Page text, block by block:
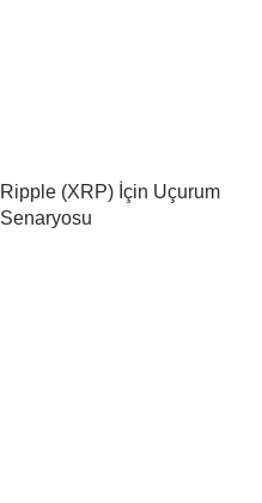
Ripple (XRP) İçin Uçurum
Senaryosu